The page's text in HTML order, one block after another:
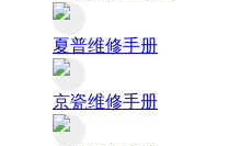
夏普维修手册
京瓷维修手册